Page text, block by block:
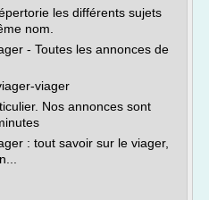
les différents sujets
nom.
- Toutes les annonces de
viager
Nos annonces sont
: tout savoir sur le viager,